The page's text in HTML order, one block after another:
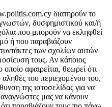
διατηρούν το
δυσφημιστικού και/ή
που μπορούν να εκληφθεί
ή που παραβιάζουν
των σχολίων αυτών
τους. Αν κάποιος
αφαιρείται, θεωρεί ότι
αληθές του περιεχομένου του,
της ιστοσελίδας για να
μας να κάνουν